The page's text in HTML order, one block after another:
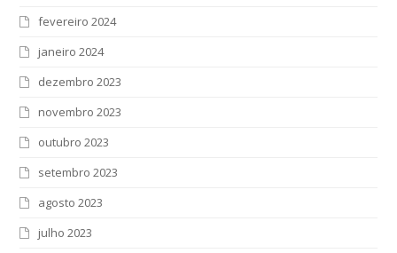
fevereiro 2024
janeiro 2024
dezembro 2023
novembro 2023
outubro 2023
setembro 2023
agosto 2023
julho 2023